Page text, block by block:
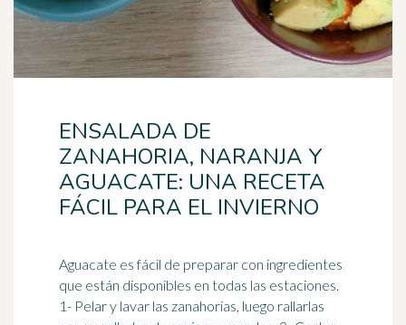
ENSALADA DE
ZANAHORIA, NARANJA Y
AGUACATE: UNA RECETA
FÁCIL PARA EL INVIERNO
Aguacate es fácil de preparar con ingredientes
que están disponibles en todas las estaciones.
1- Pelar y lavar las zanahorias, luego rallarlas